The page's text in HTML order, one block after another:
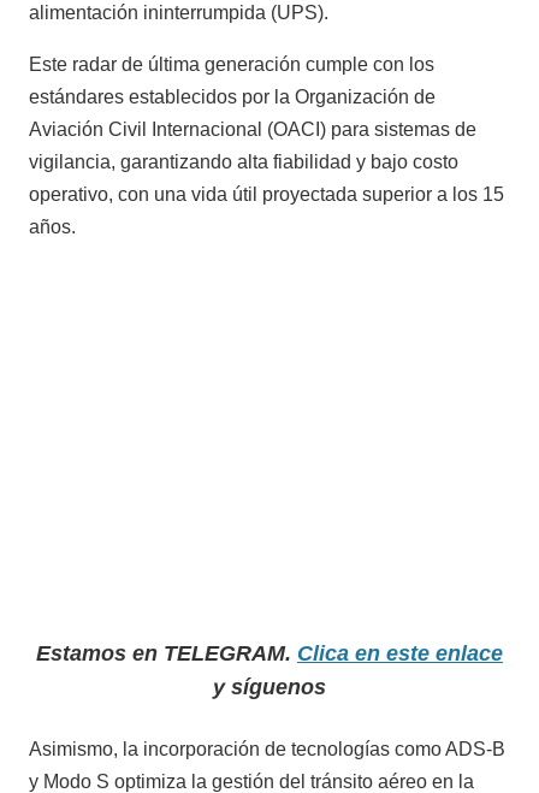
alimentación ininterrumpida (UPS).
Este radar de última generación cumple con los
estándares establecidos por la Organización de
Aviación Civil Internacional (OACI) para sistemas de
vigilancia, garantizando alta fiabilidad y bajo costo
operativo, con una vida útil proyectada superior a los 15
años.
Estamos en TELEGRAM. Clica en este enlace
y síguenos
Asimismo, la incorporación de tecnologías como ADS-B
y Modo S optimiza la gestión del tránsito aéreo en la